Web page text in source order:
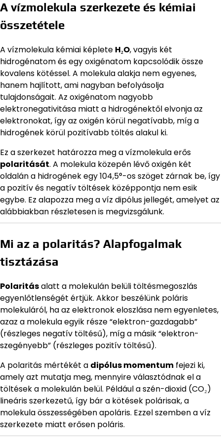
A vízmolekula szerkezete és kémiai
összetétele
A vízmolekula kémiai képlete H₂O, vagyis két
hidrogénatom és egy oxigénatom kapcsolódik össze
kovalens kötéssel. A molekula alakja nem egyenes,
hanem hajlított, ami nagyban befolyásolja
tulajdonságait. Az oxigénatom nagyobb
elektronegativitása miatt a hidrogénektől elvonja az
elektronokat, így az oxigén körül negatívabb, míg a
hidrogének körül pozitívabb töltés alakul ki.
Ez a szerkezet határozza meg a vízmolekula erős
polaritását. A molekula közepén lévő oxigén két
oldalán a hidrogének egy 104,5°-os szöget zárnak be, így
a pozitív és negatív töltések középpontja nem esik
egybe. Ez alapozza meg a víz dipólus jellegét, amelyet az
alábbiakban részletesen is megvizsgálunk.
Mi az a polaritás? Alapfogalmak
tisztázása
Polaritásalatt a molekulán belüli töltésmegoszlás
egyenlőtlenségét értjük. Akkor beszélünk poláris
molekuláról, ha az elektronok eloszlása nem egyenletes,
azaz a molekula egyik része “elektron-gazdagabb”
(részleges negatív töltésű), míg a másik “elektron-
szegényebb” (részleges pozitív töltésű).
A polaritás mértékét a dipólus momentum fejezi ki,
amely azt mutatja meg, mennyire választódnak el a
töltések a molekulán belül. Például a szén-dioxid (CO₂)
lineáris szerkezetű, így bár a kötések polárisak, a
molekula összességében apoláris. Ezzel szemben a víz
szerkezete miatt erősen poláris.